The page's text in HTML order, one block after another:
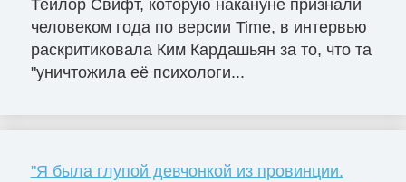
Тейлор Свифт, которую накануне признали
человеком года по версии Time, в интервью
раскритиковала Ким Кардашьян за то, что та
"уничтожила её психологи...
"Я была глупой девчонкой из провинции.